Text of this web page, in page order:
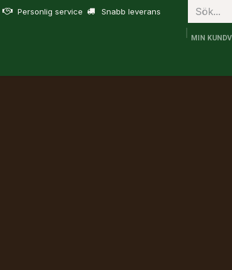
Personlig service Snabb leverans
MIN